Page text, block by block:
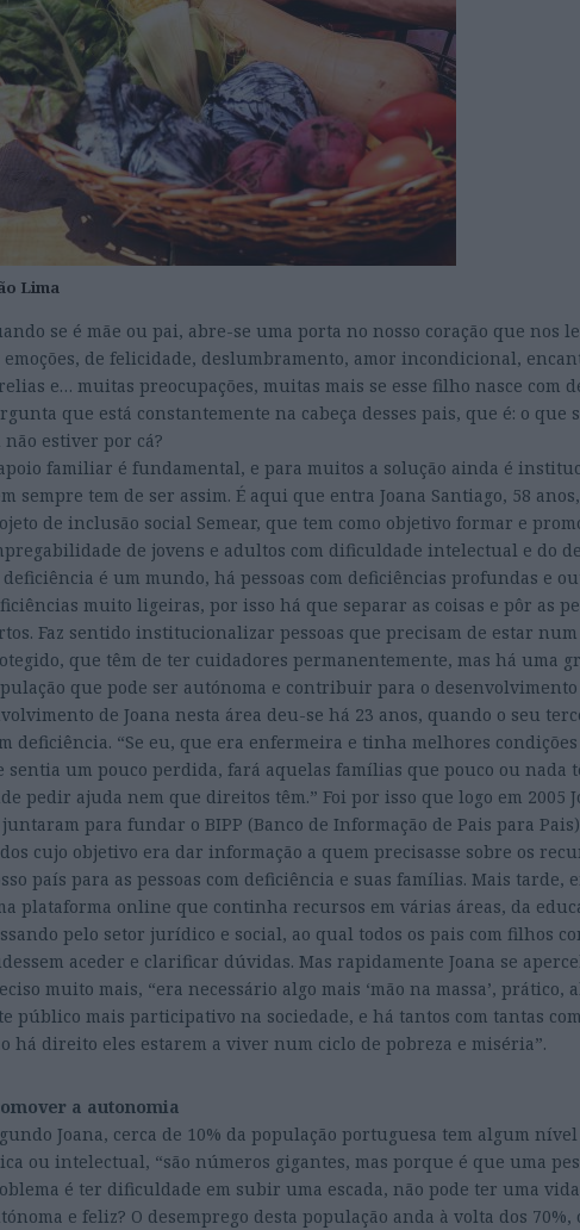
Lima
se é mãe ou pai, abre-se uma porta no nosso coração que nos
emoções, de felicidade, deslumbramento, amor incondicional,
e… muitas preocupações, muitas mais se esse filho nasce com
que está constantemente na cabeça desses pais, que é: o que
não estiver por cá?
familiar é fundamental, e para muitos a solução ainda é
sempre tem de ser assim. É aqui que entra Joana Santiago, 58
de inclusão social Semear, que tem como objetivo formar e
de jovens e adultos com dificuldade intelectual e do
deficiência é um mundo, há pessoas com deficiências profundas e
muito ligeiras, por isso há que separar as coisas e pôr as
Faz sentido institucionalizar pessoas que precisam de estar
que têm de ter cuidadores permanentemente, mas há uma
que pode ser autónoma e contribuir para o desenvolvimento
de Joana nesta área deu-se há 23 anos, quando o seu
deficiência. “Se eu, que era enfermeira e tinha melhores
sentia um pouco perdida, fará aquelas famílias que pouco ou nada
pedir ajuda nem que direitos têm.” Foi por isso que logo em 2005
juntaram para fundar o BIPP (Banco de Informação de Pais para
cujo objetivo era dar informação a quem precisasse sobre os
país para as pessoas com deficiência e suas famílias. Mais tarde,
plataforma online que continha recursos em várias áreas, da
pelo setor jurídico e social, ao qual todos os pais com filhos
aceder e clarificar dúvidas. Mas rapidamente Joana se
muito mais, “era necessário algo mais ‘mão na massa’, prático,
público mais participativo na sociedade, e há tantos com tantas
há direito eles estarem a viver num ciclo de pobreza e miséria”.
a autonomia
Joana, cerca de 10% da população portuguesa tem algum
ou intelectual, “são números gigantes, mas porque é que uma
é ter dificuldade em subir uma escada, não pode ter uma
e feliz? O desemprego desta população anda à volta dos 70%,